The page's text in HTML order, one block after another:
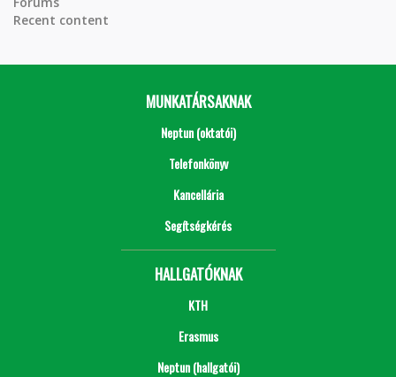
Recent content
MUNKATÁRSAKNAK
Neptun (oktatói)
Telefonkönyv
Kancellária
Segítségkérés
HALLGATÓKNAK
KTH
Erasmus
Neptun (hallgatói)